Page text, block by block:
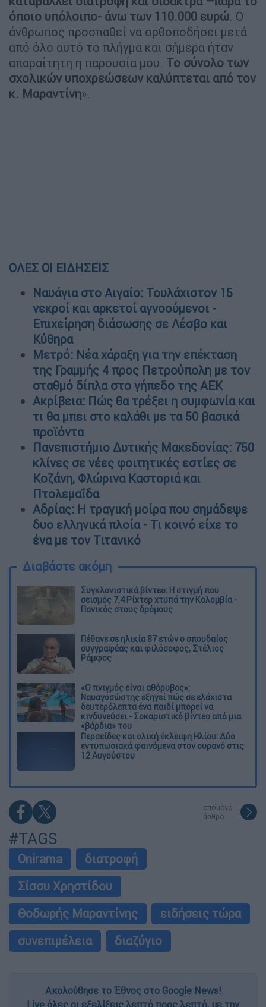
όποιο υπόλοιπο- άνω των 110.000 ευρώ. Ο
άνθρωπος προσπαθεί να ορθοποδήσει μετά
από όλο αυτό το πλήγμα και σήμερα ήταν
απαραίτητη η παρουσία μου. Το σύνολο των
σχολικών υποχρεώσεων καλύπτεται από τον
κ. Μαραντίνη».
ΟΛΕΣ ΟΙ ΕΙΔΗΣΕΙΣ
Ναυάγια στο Αιγαίο: Τουλάχιστον 15
νεκροί και αρκετοί αγνοούμενοι -
Επιχείρηση διάσωσης σε Λέσβο και
Κύθηρα
Μετρό: Νέα χάραξη για την επέκταση
της Γραμμής 4 προς Πετρούπολη με τον
σταθμό δίπλα στο γήπεδο της ΑΕΚ
Ακρίβεια: Πώς θα τρέξει η συμφωνία και
τι θα μπει στο καλάθι με τα 50 βασικά
προϊόντα
Πανεπιστήμιο Δυτικής Μακεδονίας: 750
κλίνες σε νέες φοιτητικές εστίες σε
Κοζάνη, Φλώρινα Καστοριά και
Πτολεμαΐδα
Αδρίας: Η τραγική μοίρα που σημάδεψε
δυο ελληνικά πλοία - Τι κοινό είχε το
ένα με τον Τιτανικό
Διαβάστε ακόμη
Συγκλονιστικά βίντεο: Η στιγμή που
σεισμός 7,4 Ρίχτερ χτυπά την Κολομβία -
Πανικός στους δρόμους
Πέθανε σε ηλικία 87 ετών ο σπουδαίος
συγγραφέας και φιλόσοφος, Στέλιος
Ράμφος
«Ο πνιγμός είναι αθόρυβος»:
Ναυαγοσώστης εξηγεί πώς σε ελάχιστα
δευτερόλεπτα ένα παιδί μπορεί να
κινδυνεύσει - Σοκαριστικό βίντεο από μια
«βάρδια» του
Περσείδες και ολική έκλειψη Ηλίου: Δύο
εντυπωσιακά φαινόμενα στον ουρανό στις
12 Αυγούστου
επόμενο
άρθρο
#TAGS
Onirama
διατροφή
Σίσσυ Χρηστίδου
Θοδωρής Μαραντίνης
ειδήσεις τώρα
συνεπιμέλεια
διαζύγιο
Ακολούθησε το Έθνος στο Google News!
Live όλες οι εξελίξεις λεπτό προς λεπτό, με την